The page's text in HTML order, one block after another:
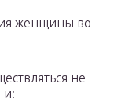
женщины во
не
и: